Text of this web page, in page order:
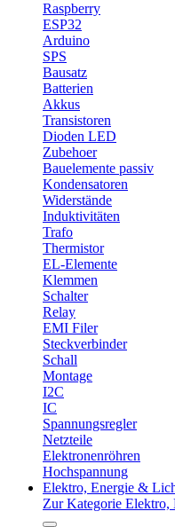
Raspberry
ESP32
Arduino
SPS
Bausatz
Batterien
Akkus
Transistoren
Dioden LED
Zubehoer
Bauelemente passiv
Kondensatoren
Widerstände
Induktivitäten
Trafo
Thermistor
EL-Elemente
Klemmen
Schalter
Relay
EMI Filer
Steckverbinder
Schall
Montage
I2C
IC
Spannungsregler
Netzteile
Elektronenröhren
Hochspannung
Elektro, Energie &
Zur Kategorie